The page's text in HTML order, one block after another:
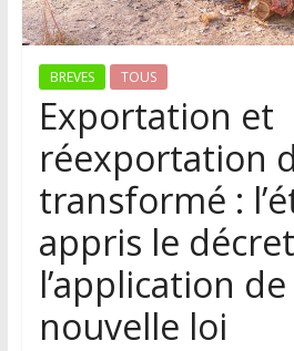
BREVES TOUS
Exportation et
réexportation
transformé :
appris le
l’application de
nouvelle loi